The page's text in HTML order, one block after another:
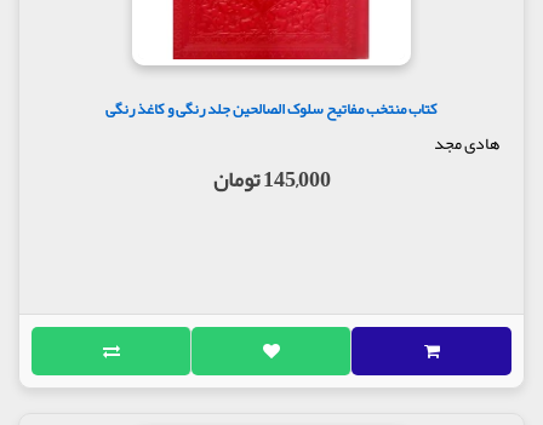
کتاب منتخب مفاتیح سلوک الصالحین جلد رنگی و کاغذ رنگی
هادی مجد
145,000 تومان